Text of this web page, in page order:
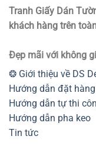
Tranh Giấy Dán
khách hàng trên
Đẹp mãi với không
❂ Giới thiệu về DS
Hướng dẫn đặt hàng
Hướng dẫn tự thi
Hướng dẫn pha keo
Tin tức